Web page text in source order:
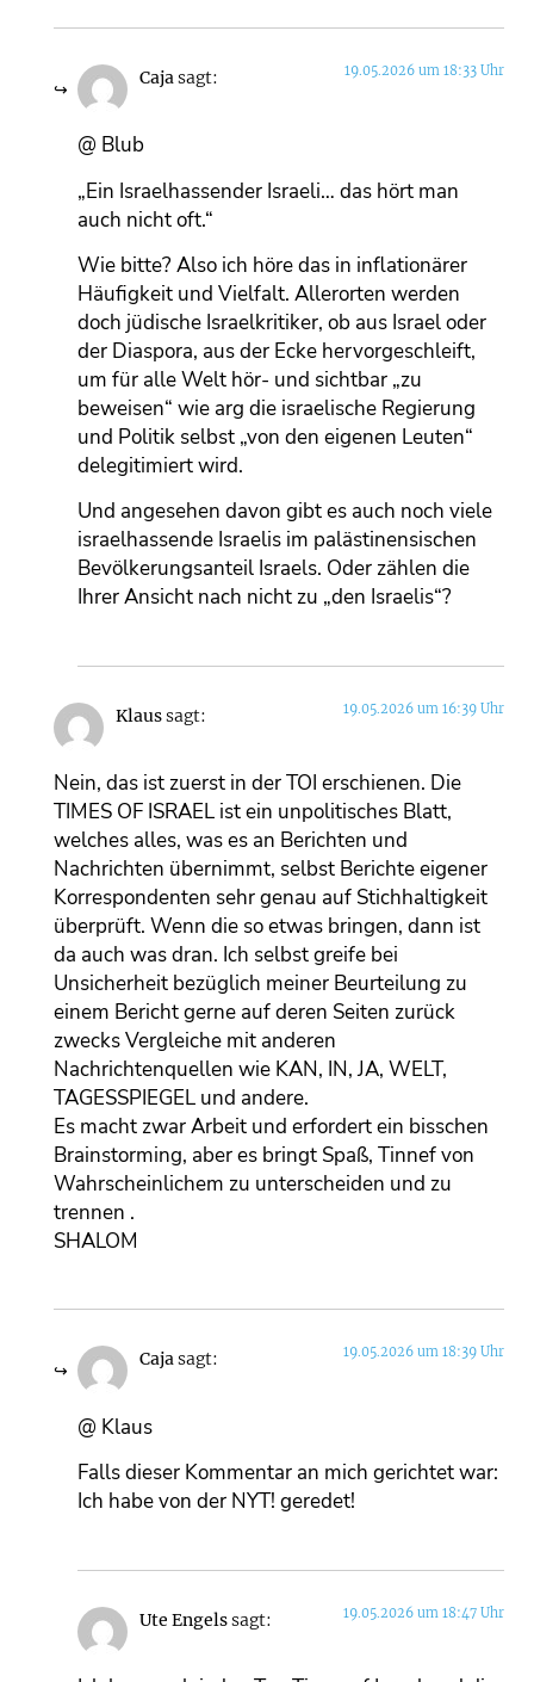
Cajasagt: 19.05.2026 um 18:33 Uhr
@ Blub
„Ein Israelhassender Israeli… das hört man
auch nicht oft.“
Wie bitte? Also ich höre das in inflationärer
Häufigkeit und Vielfalt. Allerorten werden
doch jüdische Israelkritiker, ob aus Israel oder
der Diaspora, aus der Ecke hervorgeschleift,
um für alle Welt hör- und sichtbar „zu
beweisen“ wie arg die israelische Regierung
und Politik selbst „von den eigenen Leuten“
delegitimiert wird.
Und angesehen davon gibt es auch noch viele
israelhassende Israelis im palästinensischen
Bevölkerungsanteil Israels. Oder zählen die
Ihrer Ansicht nach nicht zu „den Israelis“?
Klaussagt: 19.05.2026 um 16:39 Uhr
Nein, das ist zuerst in der TOI erschienen. Die
TIMES OF ISRAEL ist ein unpolitisches Blatt,
welches alles, was es an Berichten und
Nachrichten übernimmt, selbst Berichte eigener
Korrespondenten sehr genau auf Stichhaltigkeit
überprüft. Wenn die so etwas bringen, dann ist
da auch was dran. Ich selbst greife bei
Unsicherheit bezüglich meiner Beurteilung zu
einem Bericht gerne auf deren Seiten zurück
zwecks Vergleiche mit anderen
Nachrichtenquellen wie KAN, IN, JA, WELT,
TAGESSPIEGEL und andere.
Es macht zwar Arbeit und erfordert ein bisschen
Brainstorming, aber es bringt Spaß, Tinnef von
Wahrscheinlichem zu unterscheiden und zu
trennen .
SHALOM
Cajasagt: 19.05.2026 um 18:39 Uhr
@ Klaus
Falls dieser Kommentar an mich gerichtet war:
Ich habe von der NYT! geredet!
Ute Engelssagt: 19.05.2026 um 18:47 Uhr